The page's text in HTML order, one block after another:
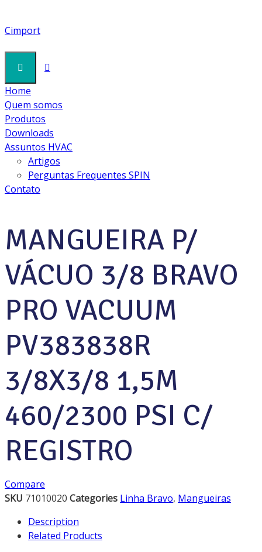
Cimport
Home
Quem somos
Produtos
Downloads
Assuntos HVAC
Artigos
Perguntas Frequentes SPIN
Contato
LINHA BRAVO
Cimport
Products
Linha Bravo
MANGUEIRA P/ VÁCUO 3/8 BRAVO PRO VACUUM
PV383838R 3/8X3/8 1,5M 460/2300 PSI C/ REGISTRO
MANGUEIRA P/
VÁCUO 3/8 BRAVO
PRO VACUUM
PV383838R
3/8X3/8 1,5M
460/2300 PSI C/
REGISTRO
Compare
SKU 71010020 Categories Linha Bravo, Mangueiras
Description
Related Products